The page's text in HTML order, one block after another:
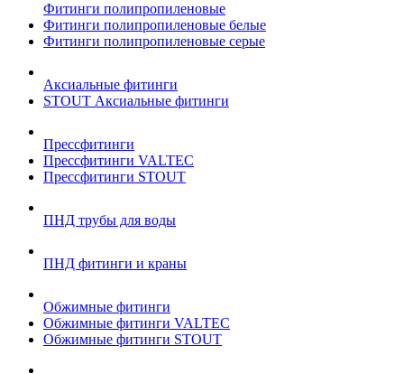
Фитинги полипропиленовые
Фитинги полипропиленовые белые
Фитинги полипропиленовые серые
Аксиальные фитинги
STOUT Аксиальные фитинги
Прессфитинги
Прессфитинги VALTEC
Прессфитинги STOUT
ПНД трубы для воды
ПНД фитинги и краны
Обжимные фитинги
Обжимные фитинги VALTEC
Обжимные фитинги STOUT